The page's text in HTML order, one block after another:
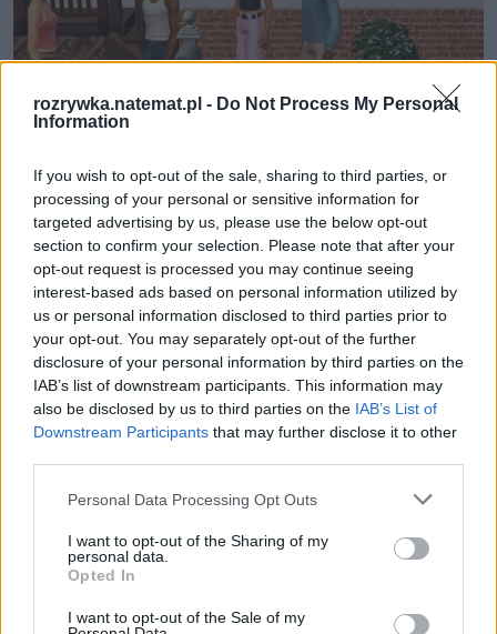
rozrywka.natemat.pl - Do Not Process My Personal
Information
If you wish to opt-out of the sale, sharing to third parties, or
processing of your personal or sensitive information for
targeted advertising by us, please use the below opt-out
section to confirm your selection. Please note that after your
opt-out request is processed you may continue seeing
interest-based ads based on personal information utilized by
us or personal information disclosed to third parties prior to
your opt-out. You may separately opt-out of the further
disclosure of your personal information by third parties on the
IAB’s list of downstream participants. This information may
also be disclosed by us to third parties on the IAB’s List of
Downstream Participants that may further disclose it to other
Personal Data Processing Opt Outs
I want to opt-out of the Sharing of my
personal data.
Opted In
I want to opt-out of the Sale of my
GRY
03 lutego 2025, 19:01
W tę grę można było grać godzinami. Z
okazji 25-lecia Simsów twórcy
przygotowali prezent dla fanów